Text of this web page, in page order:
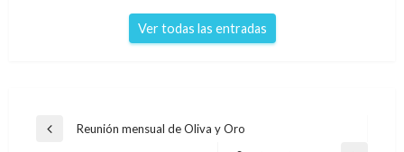
Ver todas las entradas
Navegación
Entrada
Reunión mensual de Oliva y Oro